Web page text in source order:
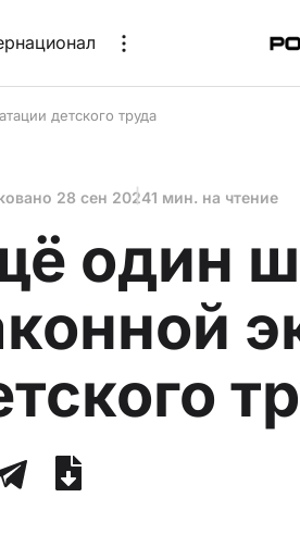
детского труда
28 сен 20241 мин. на чтение
один